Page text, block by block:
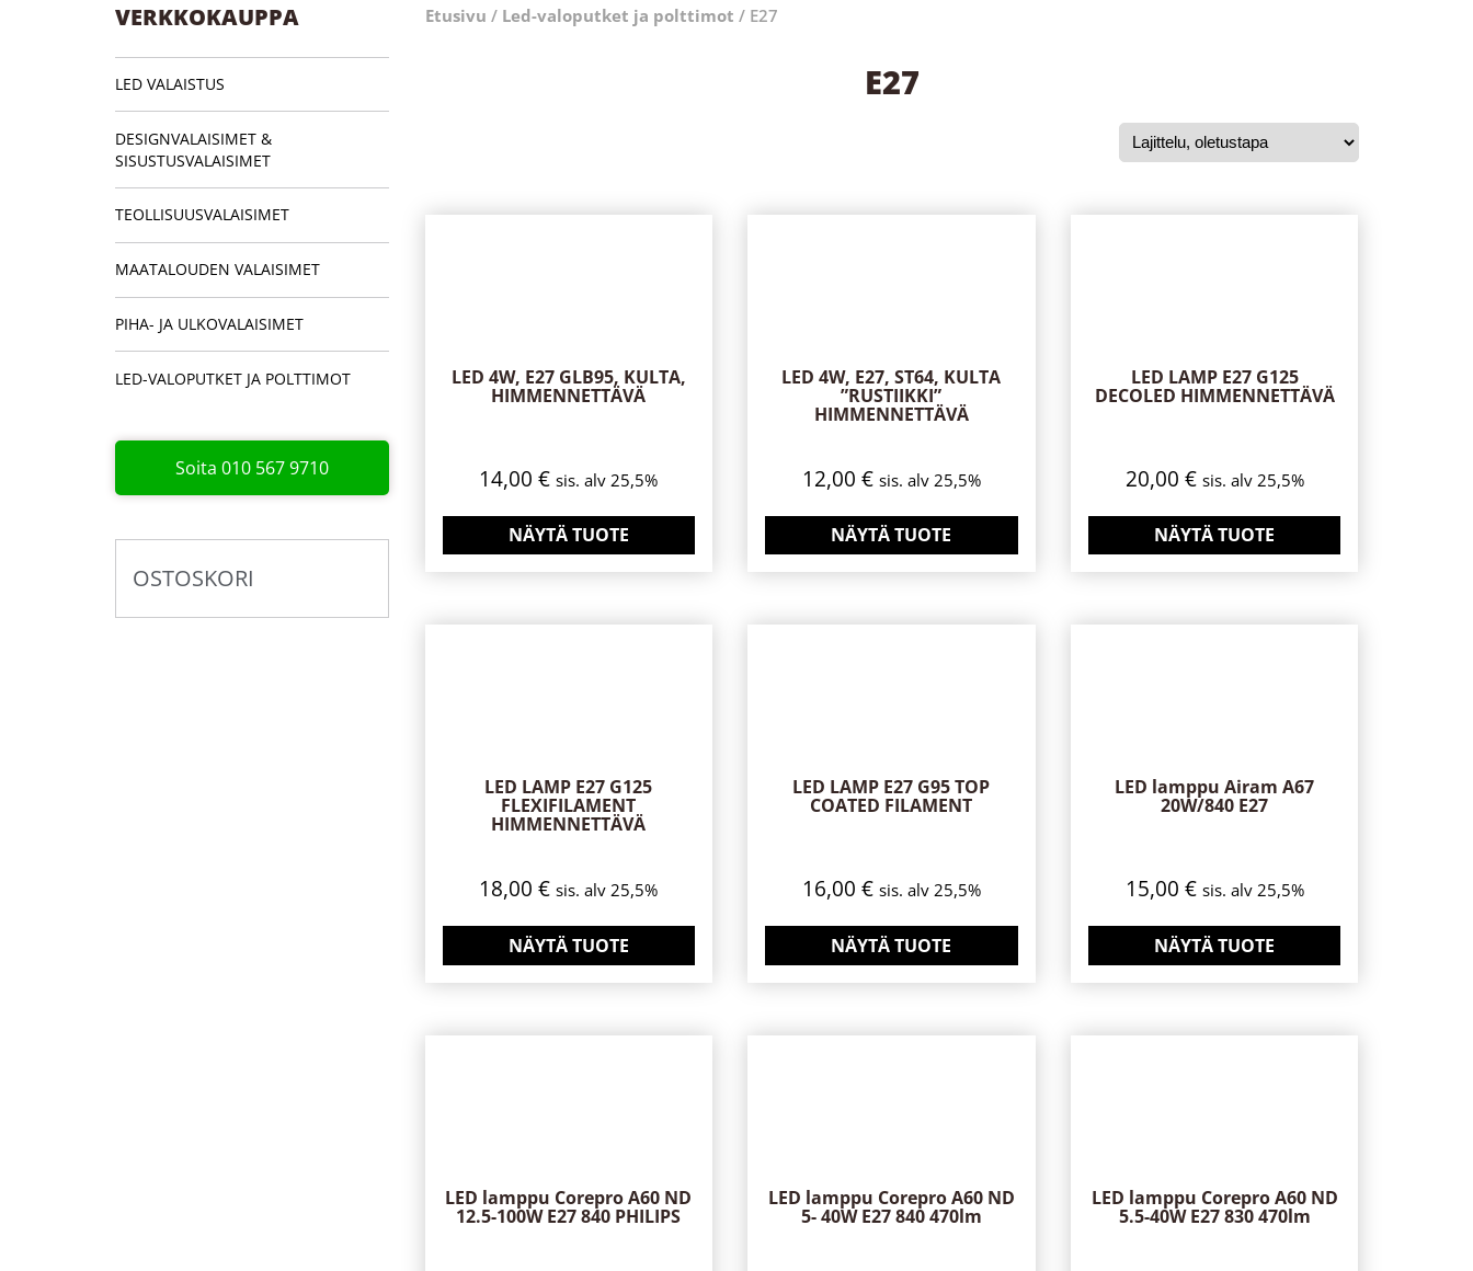
VERKKOKAUPPA
LED VALAISTUS
DESIGNVALAISIMET &
SISUSTUSVALAISIMET
TEOLLISUUSVALAISIMET
MAATALOUDEN VALAISIMET
PIHA- JA ULKOVALAISIMET
LED-VALOPUTKET JA POLTTIMOT
Soita 010 567 9710
OSTOSKORI
Etusivu / Led-valoputket ja polttimot / E27
E27
LED 4W, E27 GLB95, KULTA,
HIMMENNETTÄVÄ
14,00€ sis. alv 25,5%
NÄYTÄ TUOTE
LED 4W, E27, ST64, KULTA
”RUSTIIKKI”
HIMMENNETTÄVÄ
12,00 € sis. alv 25,5%
NÄYTÄ TUOTE
LED LAMP E27 G125
DECOLED HIMMENNETTÄVÄ
20,00 € sis. alv 25,5%
NÄYTÄ TUOTE
LED LAMP E27 G125
FLEXIFILAMENT
HIMMENNETTÄVÄ
18,00€ sis. alv 25,5%
NÄYTÄ TUOTE
LED LAMP E27 G95 TOP
COATED FILAMENT
16,00 € sis. alv 25,5%
NÄYTÄ TUOTE
LED lamppu Airam A67
20W/840 E27
15,00 € sis. alv 25,5%
NÄYTÄ TUOTE
LED lamppu Corepro A60 ND
12.5-100W E27 840 PHILIPS
LED lamppu Corepro A60 ND
5- 40W E27 840 470lm
LED lamppu Corepro A60 ND
5.5-40W E27 830 470lm